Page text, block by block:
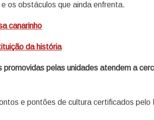
os obstáculos que ainda enfrenta.
canarinho
da história
promovidas pelas unidades atendem a
e pontões de cultura certificados pelo